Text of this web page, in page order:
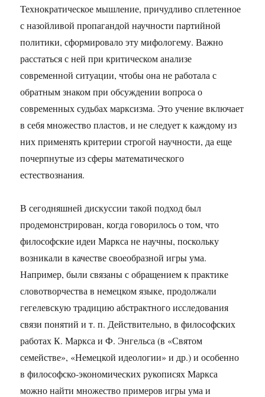
Технократическое мышление, причудливо сплетенное
с назойливой пропагандой научности партийной
политики, сформировало эту мифологему. Важно
расстаться с ней при критическом анализе
современной ситуации, чтобы она не работала с
обратным знаком при обсуждении вопроса о
современных судьбах марксизма. Это учение включает
в себя множество пластов, и не следует к каждому из
них применять критерии строгой научности, да еще
почерпнутые из сферы математического
естествознания.
В сегодняшней дискуссии такой подход был
продемонстрирован, когда говорилось о том, что
философские идеи Маркса не научны, поскольку
возникали в качестве своеобразной игры ума.
Например, были связаны с обращением к практике
словотворчества в немецком языке, продолжали
гегелевскую традицию абстрактного исследования
связи понятий и т. п. Действительно, в философских
работах К. Маркса и Ф. Энгельса (в «Святом
семействе», «Немецкой идеологии» и др.) и особенно
в философско-экономических рукописях Маркса
можно найти множество примеров игры ума и